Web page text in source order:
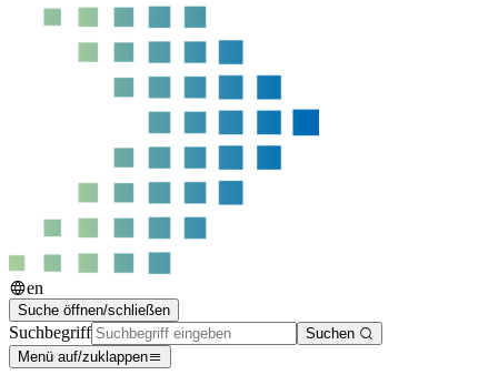
en
Suche öffnen/schließen
Suchbegriff
Suchen
Menü auf/zuklappen